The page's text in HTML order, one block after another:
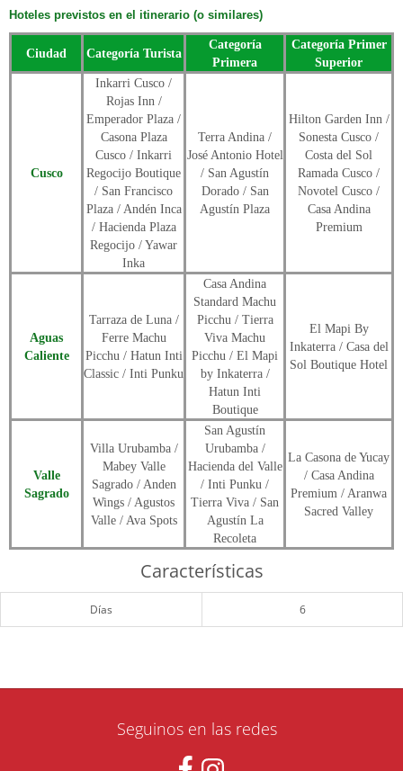
Hoteles previstos en el itinerario (o similares)
Ciudad Categoría Turista
Categoría
Primera
Categoría Primer
Superior
Cusco
Inkarri Cusco /
Rojas Inn /
Emperador Plaza /
Casona Plaza
Cusco / Inkarri
Regocijo Boutique
/ San Francisco
Plaza / Andén Inca
/ Hacienda Plaza
Regocijo / Yawar
Inka
Terra Andina /
José Antonio Hotel
/ San Agustín
Dorado / San
Agustín Plaza
Hilton Garden Inn /
Sonesta Cusco /
Costa del Sol
Ramada Cusco /
Novotel Cusco /
Casa Andina
Premium
Aguas
Caliente
Tarraza de Luna /
Ferre Machu
Picchu / Hatun Inti
Classic / Inti Punku
Casa Andina
Standard Machu
Picchu / Tierra
Viva Machu
Picchu / El Mapi
by Inkaterra /
Hatun Inti
Boutique
El Mapi By
Inkaterra / Casa del
Sol Boutique Hotel
Valle
Sagrado
Villa Urubamba /
Mabey Valle
Sagrado / Anden
Wings / Agustos
Valle / Ava Spots
San Agustín
Urubamba /
Hacienda del Valle
/ Inti Punku /
Tierra Viva / San
Agustín La
Recoleta
La Casona de Yucay
/ Casa Andina
Premium / Aranwa
Sacred Valley
Características
Días 6
Seguinos en las redes